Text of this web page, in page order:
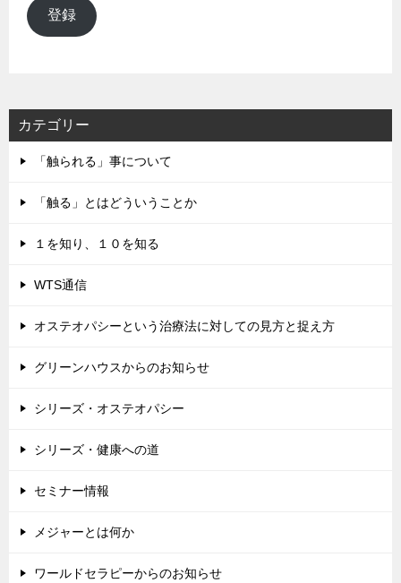
ル
ア
登録
カテゴリー
「触られる」事について
「触る」とはどういうことか
１を知り、１０を知る
WTS通信
オステオパシーという治療法に対しての見方と捉え方
グリーンハウスからのお知らせ
シリーズ・オステオパシー
シリーズ・健康への道
セミナー情報
メジャーとは何か
ワールドセラピーからのお知らせ